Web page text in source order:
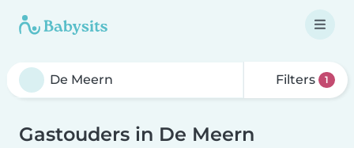
Filters 1
Gastouders in De Meern